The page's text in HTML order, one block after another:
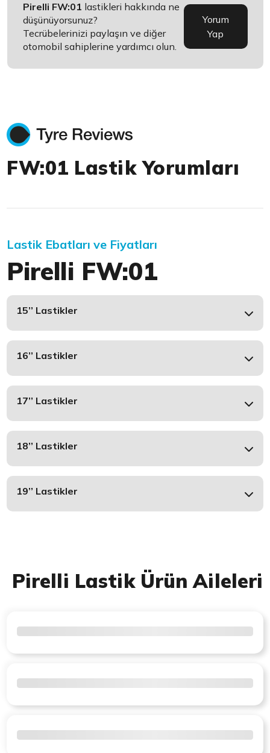
Pirelli FW:01 lastikleri hakkında ne
düşünüyorsunuz?
Tecrübelerinizi paylaşın ve diğer
otomobil sahiplerine yardımcı olun.
Yorum
Yap
FW:01 Lastik Yorumları
Lastik Ebatları ve Fiyatları
Pirelli FW:01
15’’ Lastikler
16’’ Lastikler
17’’ Lastikler
18’’ Lastikler
19’’ Lastikler
Pirelli Lastik Ürün Aileleri